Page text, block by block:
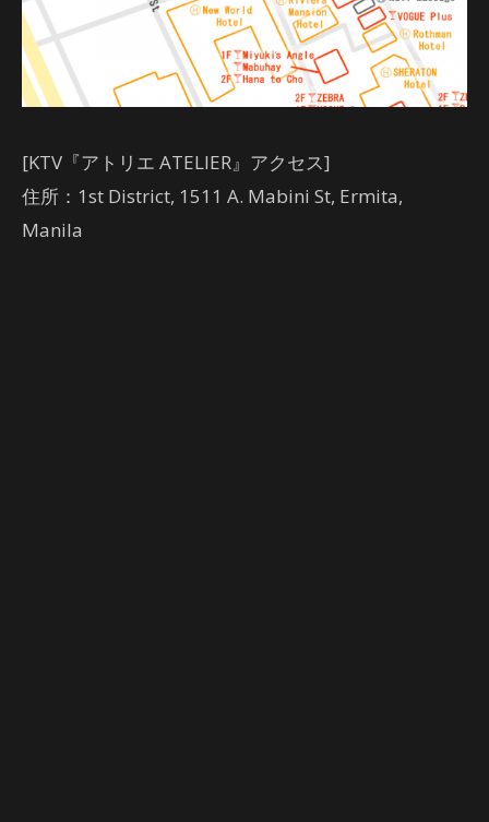
[KTV『アトリエ ATELIER』アクセス]
住所：1st District, 1511 A. Mabini St, Ermita,
Manila